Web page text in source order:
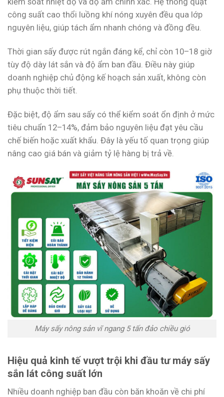
công suất cao thổi luồng khí nóng xuyên đều qua lớp
nguyên liệu, giúp tách ẩm nhanh chóng và đồng đều.
Thời gian sấy được rút ngắn đáng kể, chỉ còn 10–18 giờ
tùy độ dày lát sắn và độ ẩm ban đầu. Điều này giúp
doanh nghiệp chủ động kế hoạch sản xuất, không còn
phụ thuộc thời tiết.
Đặc biệt, độ ẩm sau sấy có thể kiểm soát ổn định ở mức
tiêu chuẩn 12–14%, đảm bảo nguyên liệu đạt yêu cầu
chế biến hoặc xuất khẩu. Đây là yếu tố quan trọng giúp
nâng cao giá bán và giảm tỷ lệ hàng bị trả về.
Máy sấy nông sản vĩ ngang 5 tấn đảo chiều gió
Hiệu quả kinh tế vượt trội khi đầu tư máy sấy
sắn lát công suất lớn
Nhiều doanh nghiệp ban đầu còn băn khoăn về chi phí